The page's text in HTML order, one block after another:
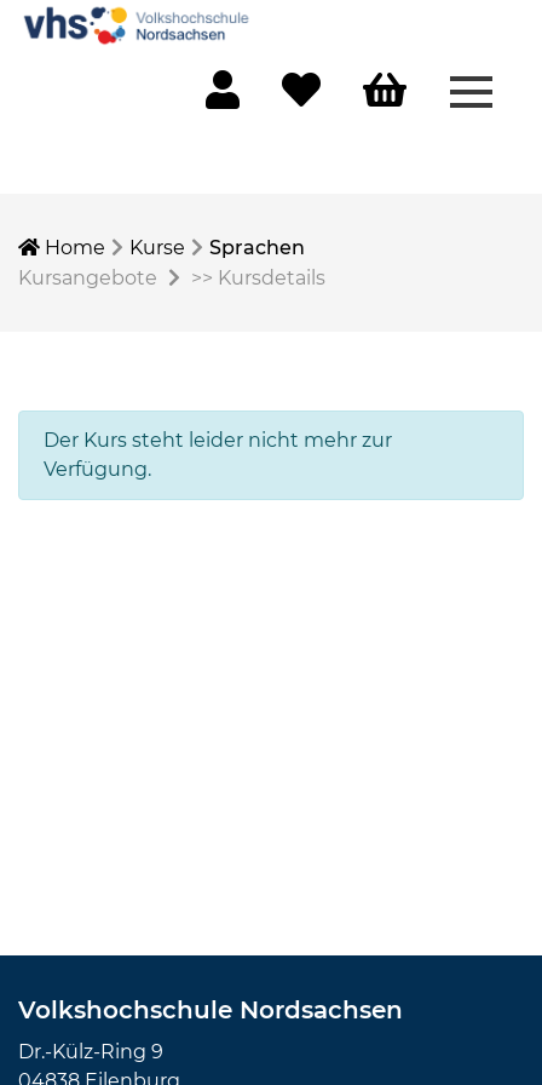
Home Kurse
Sprachen
Kursangebote
>> Kursdetails
Der Kurs steht leider nicht mehr zur
Verfügung.
Volkshochschule Nordsachsen
Dr.-Külz-Ring 9